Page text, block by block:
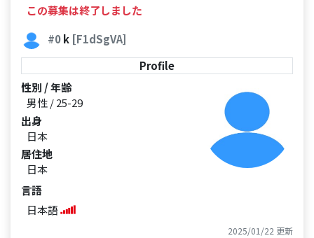
この募集は終了しました
#0k [F1dSgVA]
Profile
性別 / 年齢
男性 / 25-29
出身
日本
居住地
日本
言語
日本語
2025/01/22 更新